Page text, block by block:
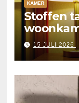
KAMER
Stoffen
15 JULI 2026